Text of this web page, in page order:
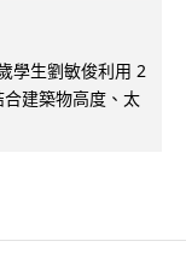
學生劉敏俊利用 2
建築物高度、太